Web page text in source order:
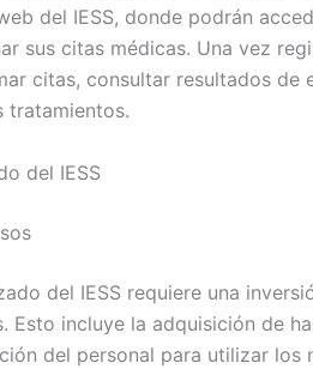
del IESS, donde podrán
sus citas médicas. Una vez
citas, consultar resultados de
tratamientos.
del IESS
del IESS requiere una
Esto incluye la adquisición de
del personal para utilizar los